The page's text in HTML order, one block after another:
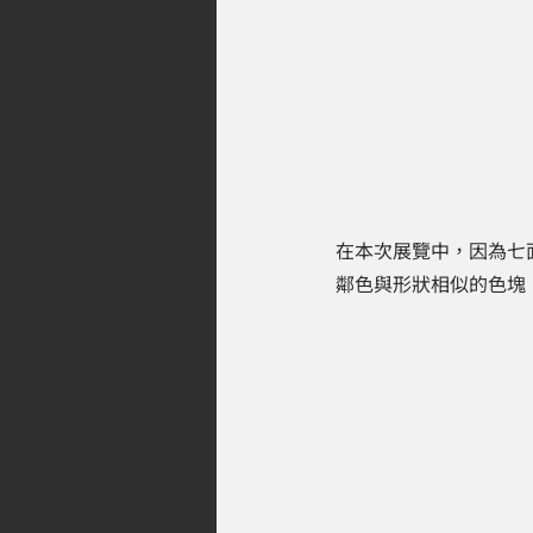
在本次展覽中，因為
鄰色與形狀相似的色